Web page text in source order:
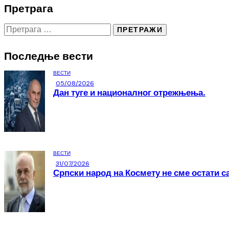
Претрага
Последње вести
ВЕСТИ
05/08/2026
Дан туге и националног отрежњења.
ВЕСТИ
31/07/2026
Српски народ на Космету не сме остати